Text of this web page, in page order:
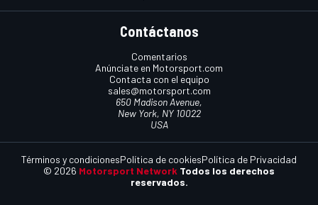
Contáctanos
Comentarios
Anúnciate en Motorsport.com
Contacta con el equipo
sales@motorsport.com
650 Madison Avenue,
New York, NY 10022
USA
© 2026 Motorsport Network Todos los derechos
reservados.
Términos y condicionesPolítica de cookiesPolítica de Privacidad